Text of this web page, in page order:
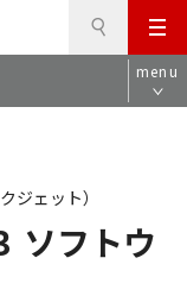
メ
ニ
ュ
menu
ソフトウ
ジェット）